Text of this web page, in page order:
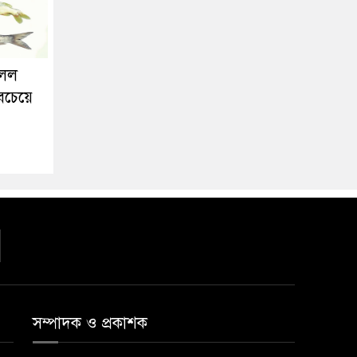
সম্পাদক ও প্রকাশক